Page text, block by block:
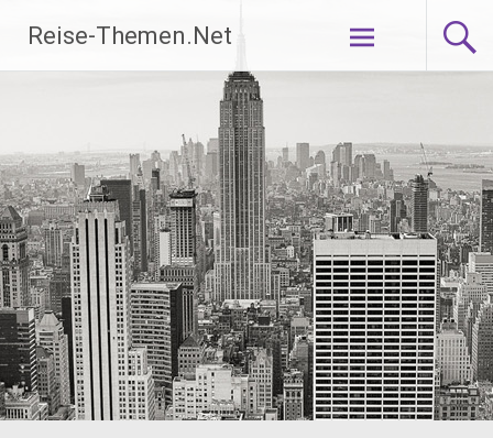
Inhalt
springen
Reise-Themen.Net